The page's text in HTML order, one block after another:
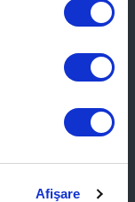
Afişare